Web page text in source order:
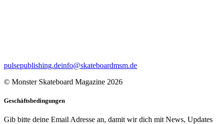
pulsepublishing.deinfo@skateboardmsm.de
© Monster Skateboard Magazine 2026
Geschäftsbedingungen
Gib bitte deine Email Adresse an, damit wir dich mit News, Updates